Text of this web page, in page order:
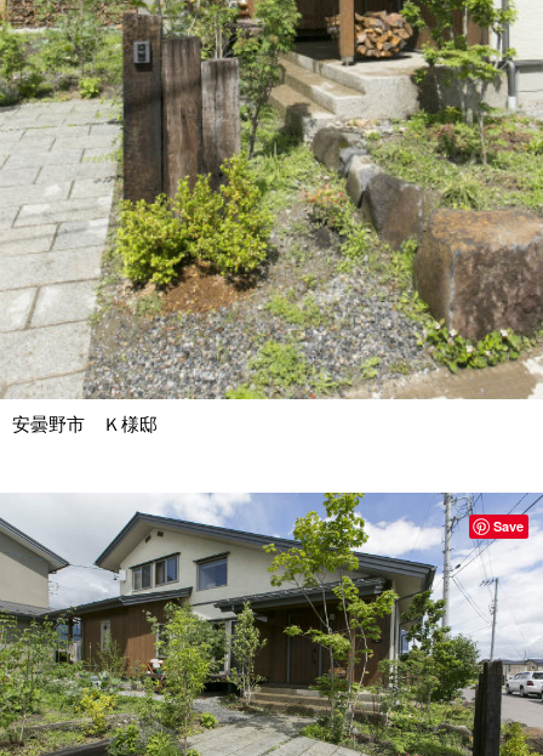
安曇野市 Ｋ様邸
Save